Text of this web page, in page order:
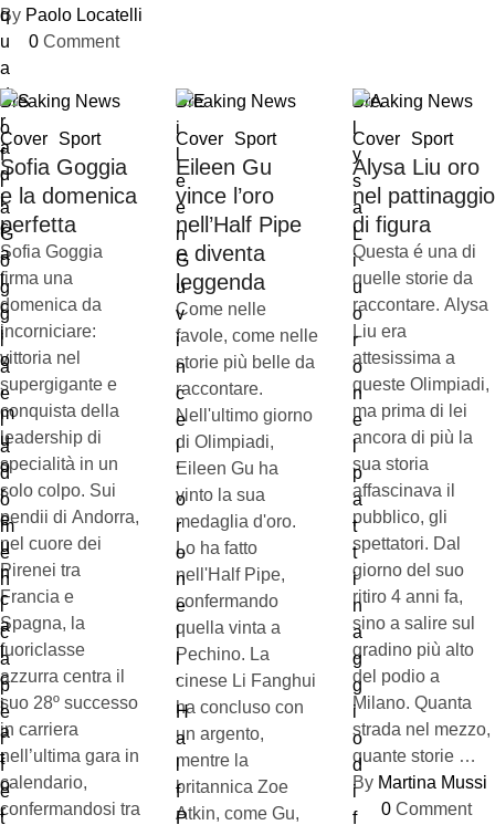
By Paolo Locatelli
0 Comment
Breaking News
Cover
Sport
Sofia Goggia
e la domenica
perfetta
Sofia Goggia
firma una
domenica da
incorniciare:
vittoria nel
supergigante e
conquista della
leadership di
specialità in un
solo colpo. Sui
pendii di Andorra,
nel cuore dei
Pirenei tra
Francia e
Spagna, la
fuoriclasse
azzurra centra il
suo 28º successo
in carriera
nell’ultima gara in
calendario,
confermandosi tra
Breaking News
Cover
Sport
Eileen Gu
vince l’oro
nell’Half Pipe
e diventa
leggenda
Come nelle
favole, come nelle
storie più belle da
raccontare.
Nell'ultimo giorno
di Olimpiadi,
Eileen Gu ha
vinto la sua
medaglia d'oro.
Lo ha fatto
nell'Half Pipe,
confermando
quella vinta a
Pechino. La
cinese Li Fanghui
ha concluso con
un argento,
mentre la
britannica Zoe
Atkin, come Gu,
Breaking News
Cover
Sport
Alysa Liu oro
nel pattinaggio
di figura
Questa é una di
quelle storie da
raccontare. Alysa
Liu era
attesissima a
queste Olimpiadi,
ma prima di lei
ancora di più la
sua storia
affascinava il
pubblico, gli
spettatori. Dal
giorno del suo
ritiro 4 anni fa,
sino a salire sul
gradino più alto
del podio a
Milano. Quanta
strada nel mezzo,
quante storie …
By Martina Mussi
0 Comment